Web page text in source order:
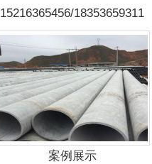
15216365456/18353659311
案例展示